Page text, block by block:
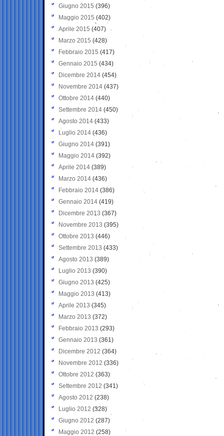
Giugno 2015 (396)
Maggio 2015 (402)
Aprile 2015 (407)
Marzo 2015 (428)
Febbraio 2015 (417)
Gennaio 2015 (434)
Dicembre 2014 (454)
Novembre 2014 (437)
Ottobre 2014 (440)
Settembre 2014 (450)
Agosto 2014 (433)
Luglio 2014 (436)
Giugno 2014 (391)
Maggio 2014 (392)
Aprile 2014 (389)
Marzo 2014 (436)
Febbraio 2014 (386)
Gennaio 2014 (419)
Dicembre 2013 (367)
Novembre 2013 (395)
Ottobre 2013 (446)
Settembre 2013 (433)
Agosto 2013 (389)
Luglio 2013 (390)
Giugno 2013 (425)
Maggio 2013 (413)
Aprile 2013 (345)
Marzo 2013 (372)
Febbraio 2013 (293)
Gennaio 2013 (361)
Dicembre 2012 (364)
Novembre 2012 (336)
Ottobre 2012 (363)
Settembre 2012 (341)
Agosto 2012 (238)
Luglio 2012 (328)
Giugno 2012 (287)
Maggio 2012 (258)